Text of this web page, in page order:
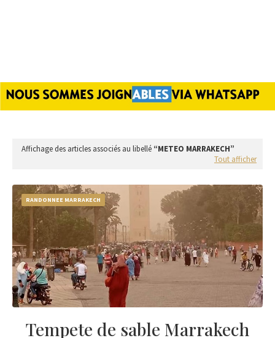
Affichage des articles associés au libellé
METEO MARRAKECH
Tout afficher
RANDONNEE MARRAKECH
Tempete de sable Marrakech